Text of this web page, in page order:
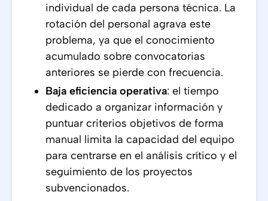
individual de cada persona técnica. La
rotación del personal agrava este
problema, ya que el conocimiento
acumulado sobre convocatorias
anteriores se pierde con frecuencia.
Baja eficiencia operativa: el tiempo
dedicado a organizar información y
puntuar criterios objetivos de forma
manual limita la capacidad del equipo
para centrarse en el análisis crítico y el
seguimiento de los proyectos
subvencionados.